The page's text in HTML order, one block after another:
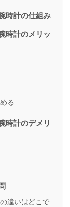
時計の仕組み
時計のメリッ
る
時計のデメリ
違いはどこで